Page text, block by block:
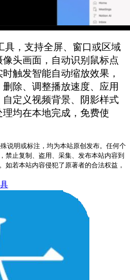
具，支持全屏、窗口或区域
头画面，自动识别鼠标点
触发智能自动缩放效果，
除、调整播放速度、应用
定义视频背景、阴影样式
均在本地完成，免费使
说明或标注，均为本站原创发布。任何个
禁止复制、盗用、采集、发布本站内容到
如若本站内容侵犯了原著者的合法权益，